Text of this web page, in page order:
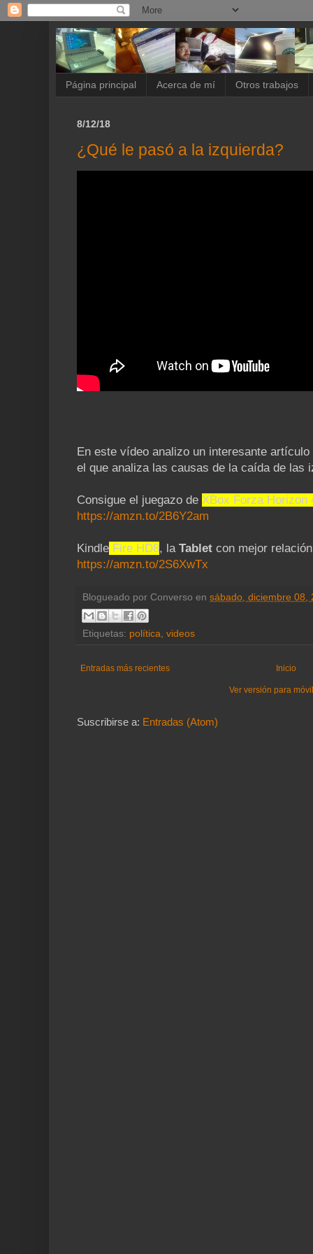
Página principal Acerca de mí Otros trabajos
8/12/18
¿Qué le pasó a la izquierda?
En este vídeo analizo un interesante
el que analiza las causas de la caída de las
Consigue el juegazo de XBox Forza Horizon
https://amzn.to/2B6Y2am
Kindle Fire HD8, la Tablet con mejor
https://amzn.to/2S6XwTx
Blogueado por Converso en sábado, diciembre 08,
Etiquetas: política videos
Entradas más recientes Inicio
Ver versión para
Suscribirse a: Entradas (Atom)